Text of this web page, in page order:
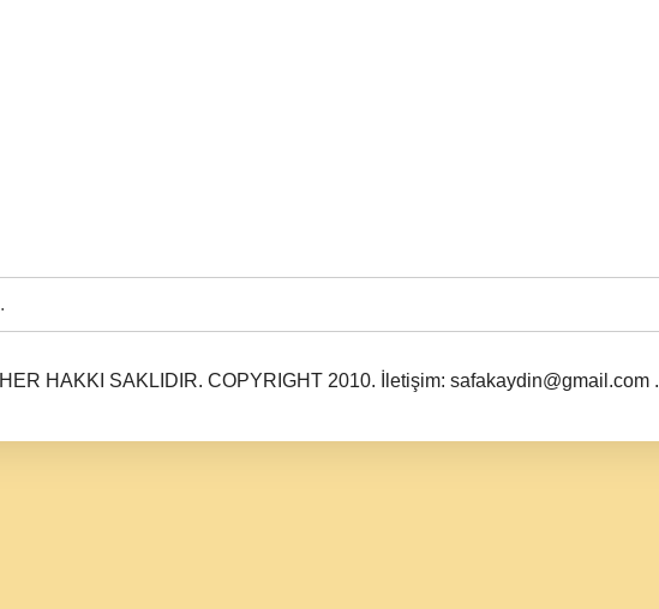
HER HAKKI SAKLIDIR. COPYRIGHT 2010. İletişim: safakaydin@gmail.com .